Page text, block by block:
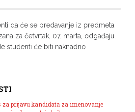
da će se predavanje iz predmeta
za četvrtak, 07. marta, odgađaju.
studenti će biti naknadno
prijavu kandidata za imenovanje